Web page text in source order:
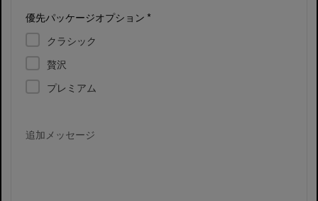
優先パッケージオプション *
クラシック
贅沢
プレミアム
追加メッセージ